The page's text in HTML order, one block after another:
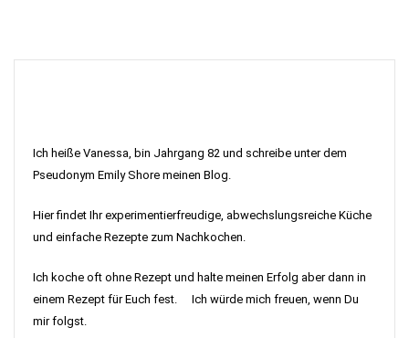
Ich heiße Vanessa, bin Jahrgang 82 und schreibe unter dem
Pseudonym Emily Shore meinen Blog.
Hier findet Ihr experimentierfreudige, abwechslungsreiche Küche
und einfache Rezepte zum Nachkochen.
Ich koche oft ohne Rezept und halte meinen Erfolg aber dann in
einem Rezept für Euch fest. Ich würde mich freuen, wenn Du
mir folgst.